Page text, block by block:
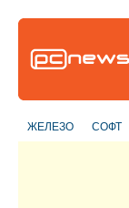
ЖЕЛЕЗО СОФТ